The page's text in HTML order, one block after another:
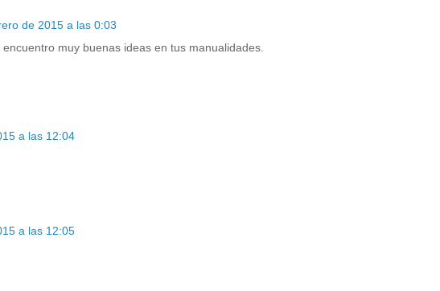
de 2015 a las 0:03
muy buenas ideas en tus manualidades.
a las 12:04
a las 12:05